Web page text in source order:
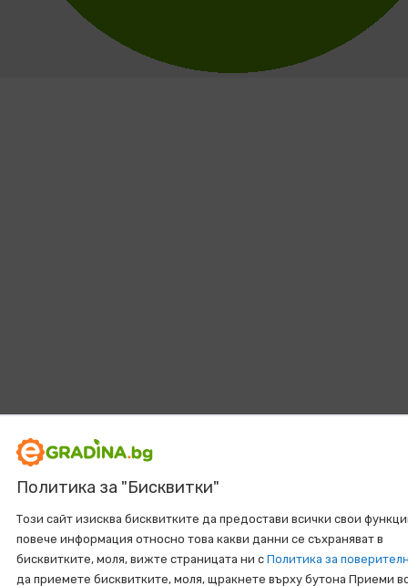
Политика за "Бисквитки"
Този сайт изисква бисквитките да предостави всички свои
повече информация относно това какви данни се съхраняват в
бисквитките, моля, вижте страницата ни с Политика за
да приемете бисквитките, моля, щракнете върху бутона Приеми